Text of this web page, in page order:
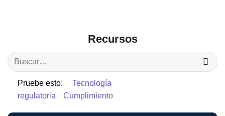
Recursos
Pruebe esto:
Tecnología
regulatoria
Cumplimiento